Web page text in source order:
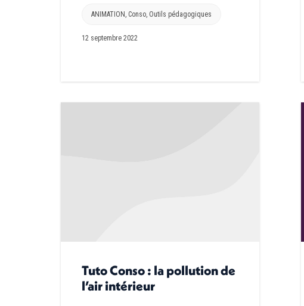
ANIMATION , Conso, Outils pédagogiques
12 septembre 2022
Tuto Conso : la pollution de
l’air intérieur